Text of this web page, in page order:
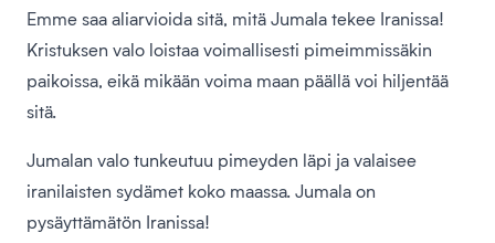
Emme saa aliarvioida sitä, mitä Jumala tekee Iranissa!
Kristuksen valo loistaa voimallisesti pimeimmissäkin
paikoissa, eikä mikään voima maan päällä voi hiljentää
sitä.
Jumalan valo tunkeutuu pimeyden läpi ja valaisee
iranilaisten sydämet koko maassa. Jumala on
pysäyttämätön Iranissa!